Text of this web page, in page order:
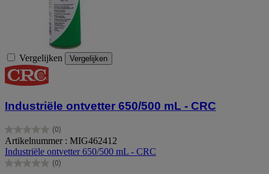
Vergelijken Vergelijken
Industriële ontvetter 650/500 mL - CRC
(0)
0.0
van
de
5
Artikelnummer : MIG462412
Industriële ontvetter 650/500 mL - CRC
(0)
0.0